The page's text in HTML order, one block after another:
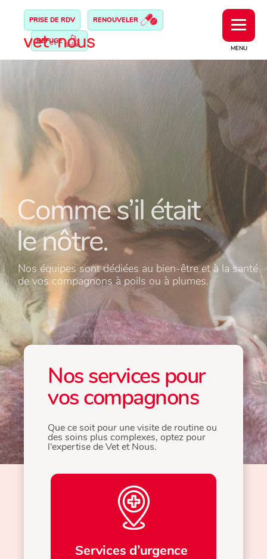
MENU
PRISE DE RDV RENOUVELER
REFUGE
Comme s’il était
le nôtre.
Nos équipes sont dédiées au bien-être et à la santé
de vos compagnons à poils ou à plumes.
Comme s’il était
le nôtre.
Nos équipes sont dédiées au bien-être et à la santé
de vos compagnons à poils ou à plumes.
Nos services pour
vos compagnons
Que ce soit pour une visite de routine ou
des soins plus complexes, optez pour
l’expertise de Vet et Nous.
Services d’urgence